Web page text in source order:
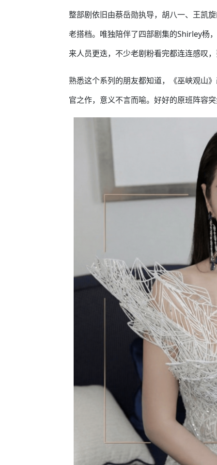
整部剧依旧由蔡岳勋执导，胡八一、王凯
老搭档。唯独陪伴了四部剧集的Shirley杨
来人员更迭，不少老剧粉看完都连连感叹
熟悉这个系列的朋友都知道，《巫峡观山
官之作，意义不言而喻。好好的原班阵容